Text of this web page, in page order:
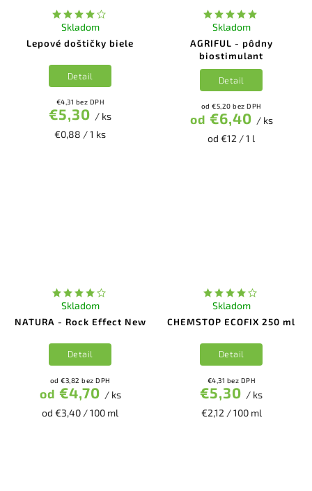
Lepové doštičky biele
Skladom
€4,31 bez DPH
€5,30 / ks
€0,88 / 1 ks
Detail
AGRIFUL - pôdny
biostimulant
Skladom
od €5,20 bez DPH
od €6,40 / ks
od €12 / 1 l
Detail
NATURA - Rock Effect New
Skladom
od €3,82 bez DPH
od €4,70 / ks
od €3,40 / 100 ml
Detail
CHEMSTOP ECOFIX 250 ml
Skladom
€4,31 bez DPH
€5,30 / ks
€2,12 / 100 ml
Detail